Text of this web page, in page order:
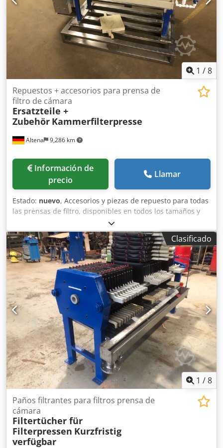
de 100 bar, con base para elevar la altura (acero
inoxidable), armario de control. Djdpfxen Dw Nkj An Ijck
1 /8
Altena 9,286 km
Repuestos + accesorios para prensa de
filtro de cámara
Ersatzteile +
Zubehör Kammerfilterpresse
Información de
precio
Llamar
Estado: nuevo, Accesorios y piezas de repuesto para todas
las prensas de filtro, disponibles en todos los tamaños y
calidades, plazos de entrega cortos. Consulte nuestras
ofertas. Dcsdpfsikl Ufex An Isk Nuestra ubicación es 58762
Altena.
Clasificado
1 /8
Paños filtrantes para filtros prensa de
cámara
Filtertücher für
Filterpressen Kurzfristig
verfügbar